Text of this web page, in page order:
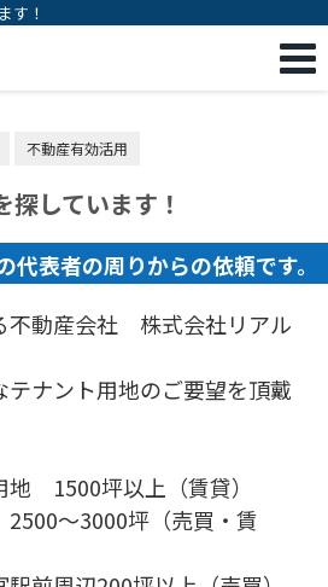
す！
不動産有効活用
しています！
代表者の周りからの依頼です。
不動産会社 株式会社リアル
テナント用地のご要望を頂戴
地 1500坪以上（賃貸）
～3000坪（売買・賃